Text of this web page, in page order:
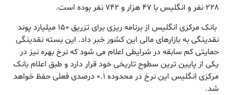
۲۲۸ نفر و انگلیس با ۴۷ هزار و ۷۴۲ نفر بوده است.
بانک مرکزی انگلیس از برنامه ریزی برای تزریق ۱۵۰ میلیارد پوند
نقدینگی به بازارهای مالی این کشور خبر داد. این بسته نقدینگی
حمایتی کم سابقه در شرایطی اعلام می شود که نرخ بهره نیز در
یکی از پایین ترین سطوح تاریخی خود قرار دارد و طبق اعلام بانک
مرکزی انگلیس این نرخ در محدوده ۰.۱ درصدی فعلی حفظ خواهد
شد.